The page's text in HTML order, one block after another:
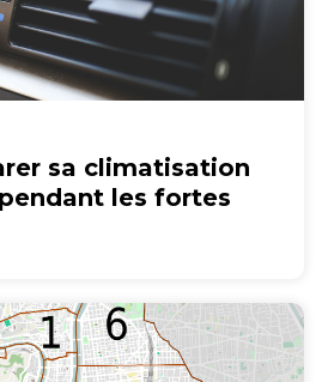
sa climatisation
les fortes